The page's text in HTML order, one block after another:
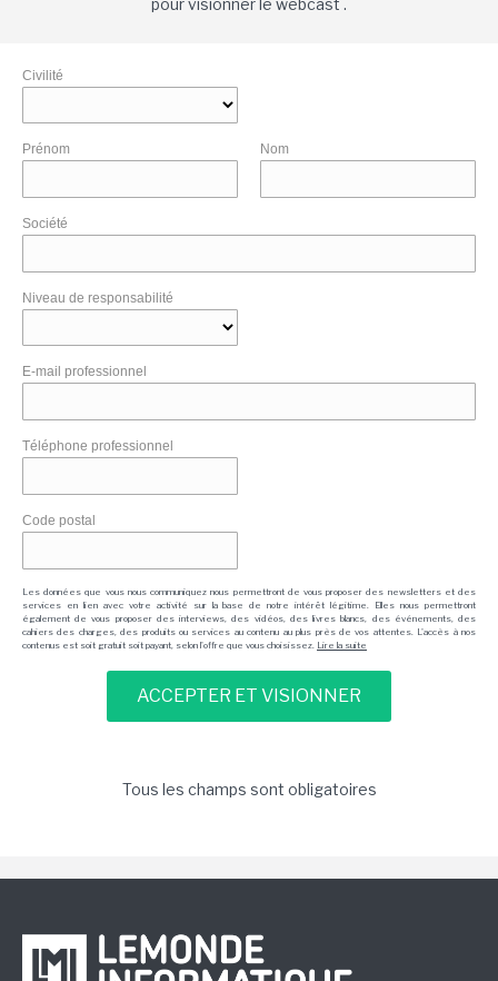
Civilité
Prénom Nom
Société
Niveau de responsabilité
E-mail professionnel
Téléphone professionnel
Code postal
Les données que vous nous communiquez nous permettront de vous proposer des newsletters et des
services en lien avec votre activité sur la base de notre intérêt légitime. Elles nous permettront
également de vous proposer des interviews, des vidéos, des livres blancs, des événements, des
cahiers des charges, des produits ou services au contenu au plus près de vos attentes. L'accès à nos
contenus est soit gratuit soit payant, selon l'offre que vous choisissez. Lire la suite
Tous les champs sont obligatoires